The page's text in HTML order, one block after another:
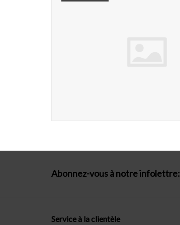
Abonnez-vous à notre infolettre:
Service à la clientèle